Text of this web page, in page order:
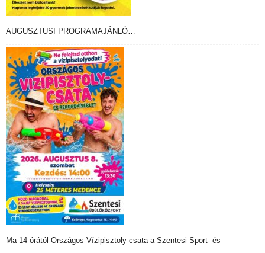
AUGUSZTUSI PROGRAMAJÁNLÓ…
Ma 14 órától Országos Vízipisztoly-csata a Szentesi Sport- és